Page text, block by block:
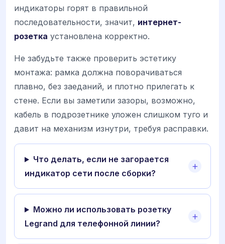
индикаторы горят в правильной
последовательности, значит, интернет-
розетка установлена корректно.
Не забудьте также проверить эстетику
монтажа: рамка должна поворачиваться
плавно, без заеданий, и плотно прилегать к
стене. Если вы заметили зазоры, возможно,
кабель в подрозетнике уложен слишком туго и
давит на механизм изнутри, требуя расправки.
Что делать, если не загорается
индикатор сети после сборки?
Можно ли использовать розетку
Legrand для телефонной линии?